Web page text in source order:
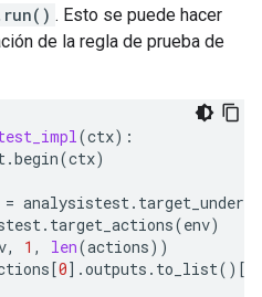
. Esto se puede hacer
de la regla de prueba de
(ctx):
.begin(ctx)
= analysistest.
. target_actions(env)
, 1 , len(actions))
[0] .outputs . to_list()[